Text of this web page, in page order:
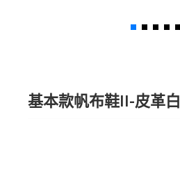
基本款帆布鞋II-皮革白